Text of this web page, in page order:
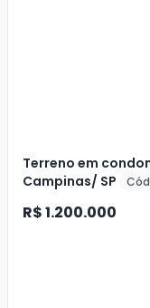
Terreno em
Campinas/ SP
R$ 1.200.000